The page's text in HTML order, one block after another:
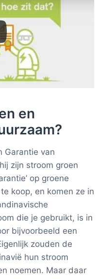
en
Garantie van
zijn stroom groen
op groene
koop, en komen ze in
die je gebruikt, is in
bijvoorbeeld een
zouden de
hun stroom
noemen. Maar daar